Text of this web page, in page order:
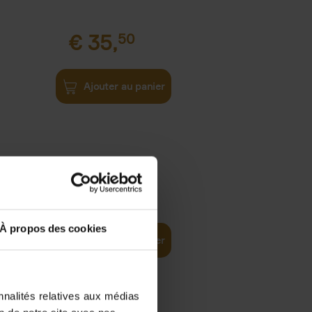
À propos des cookies
relatives aux médias
€ 35,50
Ajouter au panier
37,50
Ajouter au panier